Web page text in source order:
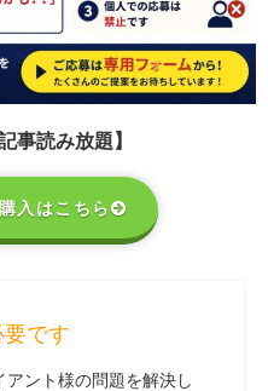
事読み放題】
入はこちら
です
ント様の問題を解決し